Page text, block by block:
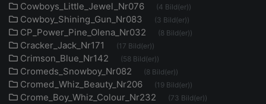
Cowboys_Little_Jewel_Nr076 (4 Bild(er))
Cowboy_Shining_Gun_Nr083 (3 Bild(er))
CP_Power_Pine_Olena_Nr032 (8 Bild(er))
Cracker_Jack_Nr171 (17 Bild(er))
Crimson_Blue_Nr142 (58 Bild(er))
Cromeds_Snowboy_Nr082 (8 Bild(er))
Cromed_Whiz_Beauty_Nr206 (19 Bild(er))
Crome_Boy_Whiz_Colour_Nr232 (73 Bild(er))